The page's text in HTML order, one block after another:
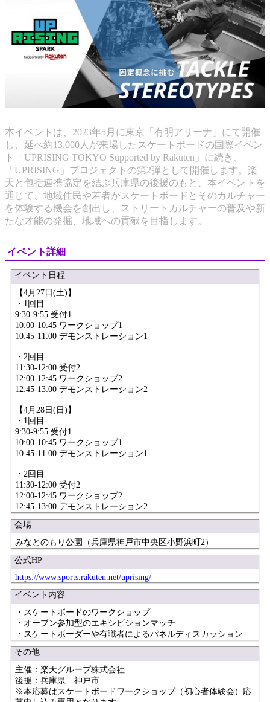
本イベントは、2023年5月に東京「有明アリーナ」にて開催
し、延べ約13,000人が来場したスケートボードの国際イベン
ト「UPRISING TOKYO Supported by Rakuten」に続き、
「UPRISING」プロジェクトの第2弾として開催します。楽
天と包括連携協定を結ぶ兵庫県の後援のもと、本イベントを
通じて、地域住民や若者がスケートボードとそのカルチャー
を体験する機会を創出し、ストリートカルチャーの普及や新
たな才能の発掘、地域への貢献を目指します。
イベント詳細
イベント日程
【4月27日(土)】
・1回目
9:30-9:55 受付1
10:00-10:45 ワークショップ1
10:45-11:00 デモンストレーション1
・2回目
11:30-12:00 受付2
12:00-12:45 ワークショップ2
12:45-13:00 デモンストレーション2
【4月28日(日)】
・1回目
9:30-9:55 受付1
10:00-10:45 ワークショップ1
10:45-11:00 デモンストレーション1
・2回目
11:30-12:00 受付2
12:00-12:45 ワークショップ2
12:45-13:00 デモンストレーション2
会場
みなとのもり公園（兵庫県神戸市中央区小野浜町2）
公式HP
https://www.sports.rakuten.net/uprising/
イベント内容
・スケートボードのワークショップ
・オープン参加型のエキシビションマッチ
・スケートボーダーや有識者によるパネルディスカッション
その他
主催：楽天グループ株式会社
後援：兵庫県 神戸市
※本応募はスケートボードワークショップ（初心者体験会）応